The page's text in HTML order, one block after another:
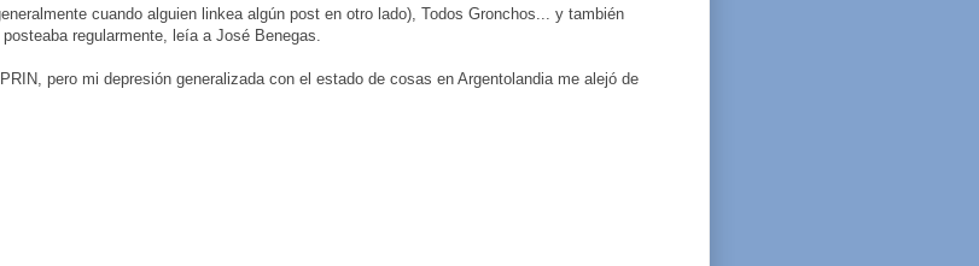
cuando alguien linkea algún post en otro lado), Todos Gronchos... y también
regularmente, leía a José Benegas.
pero mi depresión generalizada con el estado de cosas en Argentolandia me alejó de